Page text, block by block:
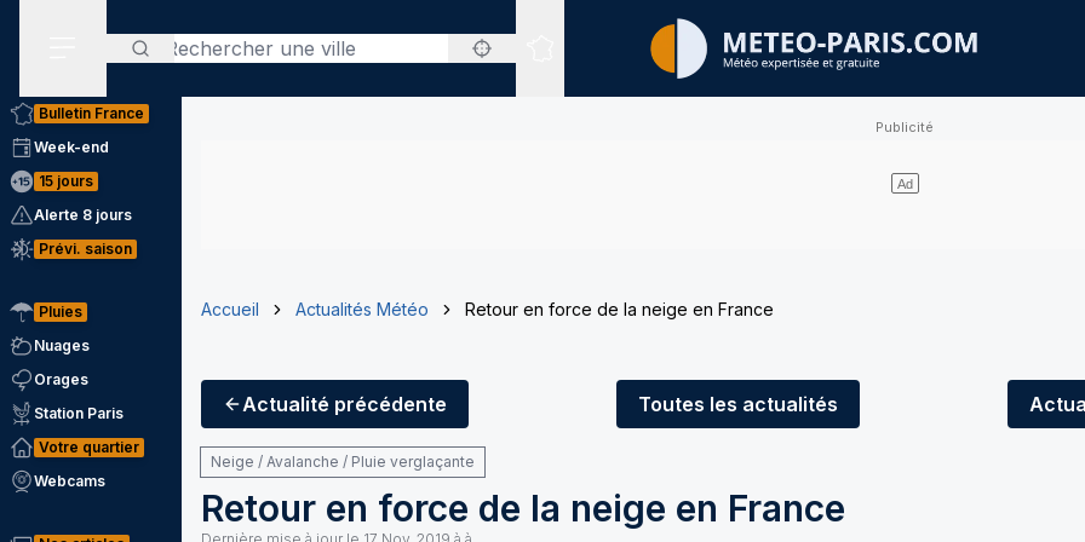
Rechercher
Sites expertisés
Bulletin France
Week-end
15 jours
Alerte 8 jours
Prévi. saison
Pluies
Nuages
Orages
Station Paris
Votre quartier
Webcams
Accueil Actualités Météo Retour en force de la neige en France
Actualité précédente Toutes les actualités
Neige / Avalanche / Pluie verglaçante
Retour en force de la neige en France